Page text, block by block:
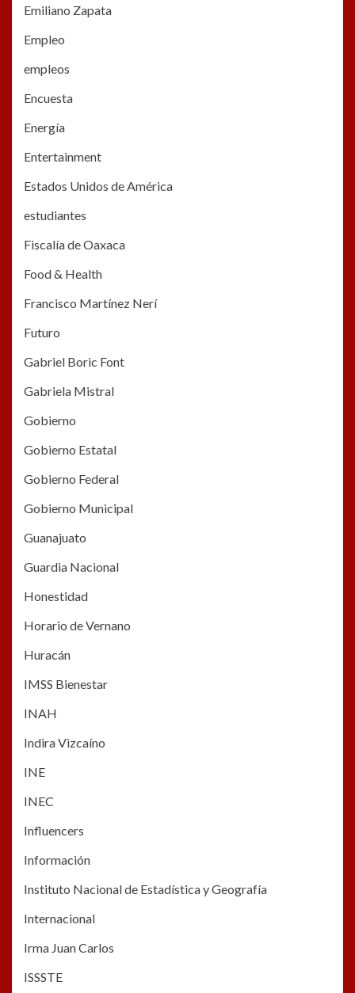
Emiliano Zapata
Empleo
empleos
Encuesta
Energía
Entertainment
Estados Unidos de América
estudiantes
Fiscalía de Oaxaca
Food & Health
Francisco Martínez Nerí
Futuro
Gabriel Boric Font
Gabriela Mistral
Gobierno
Gobierno Estatal
Gobierno Federal
Gobierno Municipal
Guanajuato
Guardia Nacional
Honestidad
Horario de Vernano
Huracán
IMSS Bienestar
INAH
Indira Vizcaíno
INE
INEC
Influencers
Información
Instituto Nacional de Estadística y Geografía
Internacional
Irma Juan Carlos
ISSSTE